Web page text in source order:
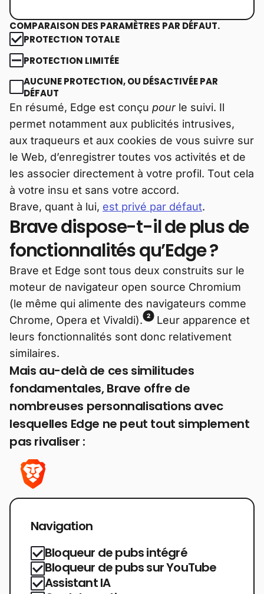
COMPARAISON DES PARAMÈTRES PAR DÉFAUT.
PROTECTION TOTALE
PROTECTION LIMITÉE
AUCUNE PROTECTION, OU DÉSACTIVÉE PAR
DÉFAUT
En résumé, Edge est conçu pourle suivi. Il
permet notamment aux publicités intrusives,
aux traqueurs et aux cookies de vous suivre sur
le Web, d’enregistrer toutes vos activités et de
les associer directement à votre profil. Tout cela
à votre insu et sans votre accord.
Brave, quant à lui, est privé par défaut.
Brave dispose-t-il de plus de
fonctionnalités qu’Edge ?
Brave et Edge sont tous deux construits sur le
moteur de navigateur open source Chromium
(le même qui alimente des navigateurs comme
Chrome, Opera et Vivaldi).
2 Leur apparence et
leurs fonctionnalités sont donc relativement
similaires.
Mais au-delà de ces similitudes
fondamentales, Brave offre de
nombreuses personnalisations avec
lesquelles Edge ne peut tout simplement
pas rivaliser :
Navigation
Bloqueur de pubs intégré
Bloqueur de pubs sur YouTube
Assistant IA